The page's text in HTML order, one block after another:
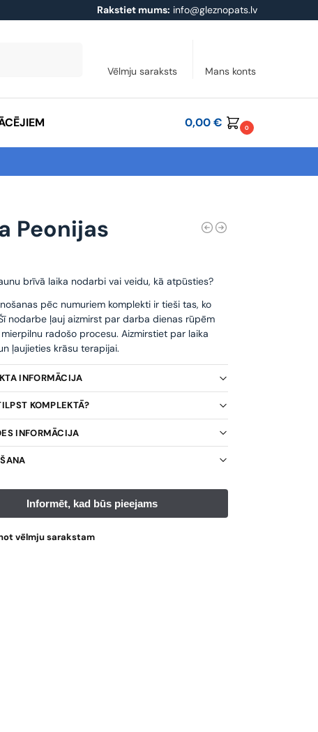
Rakstiet mums: info@gleznopats.lv
Vēlmju saraksts Mans konts
0,00€ 0
Peonijas
brīvā laika nodarbi vai veidu, kā atpūsties?
pēc numuriem komplekti ir tieši tas, ko
nodarbe ļauj aizmirst par darba dienas rūpēm
radošo procesu. Aizmirstiet par laika
ļaujieties krāsu terapijai.
INFORMĀCIJA
KOMPLEKTĀ?
INFORMĀCIJA
vēlmju sarakstam